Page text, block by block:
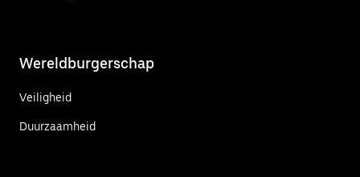
Wereldburgerschap
Veiligheid
Duurzaamheid